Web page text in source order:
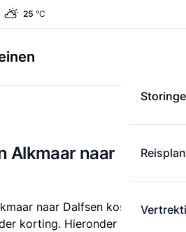
25 °C
Alkmaar naar
naar Dalfsen kost
€ 29,79
korting. Hieronder staan alle